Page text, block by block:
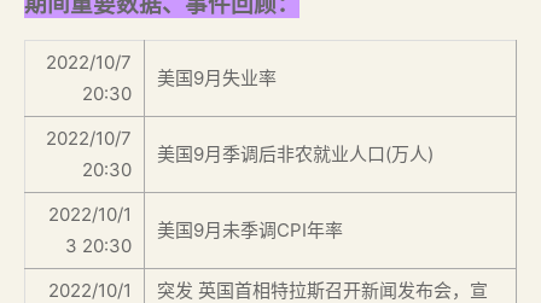
2022/10/7
20:30
美国9月失业率
2022/10/7
20:30
美国9月季调后非农就业人口(万人)
2022/10/1
3 20:30
美国9月未季调CPI年率
2022/10/1
突发 英国首相特拉斯召开新闻发布会，宣